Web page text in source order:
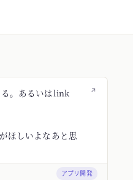
↗
。あるいはlink
ほしいよなあと思
アプリ開発